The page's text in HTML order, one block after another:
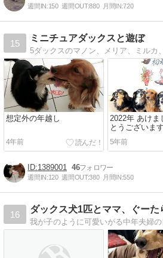
週間IN:150 週間OUT:880 月間IN:720
15
ミニチュアダックスと遊ぼ
想定外の年越し
4年前
2022年 あけま
とうございます
5年前
1389001 46
週間IN:120 週間OUT:380 月間IN:550
16
ダックス犬1匹とママ、ぐー
我が子のように可愛いがる中年夫婦の